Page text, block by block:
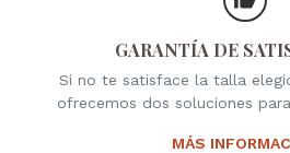
GARANTÍA DE
Si no te satisface la talla
ofrecemos dos soluciones
MÁS